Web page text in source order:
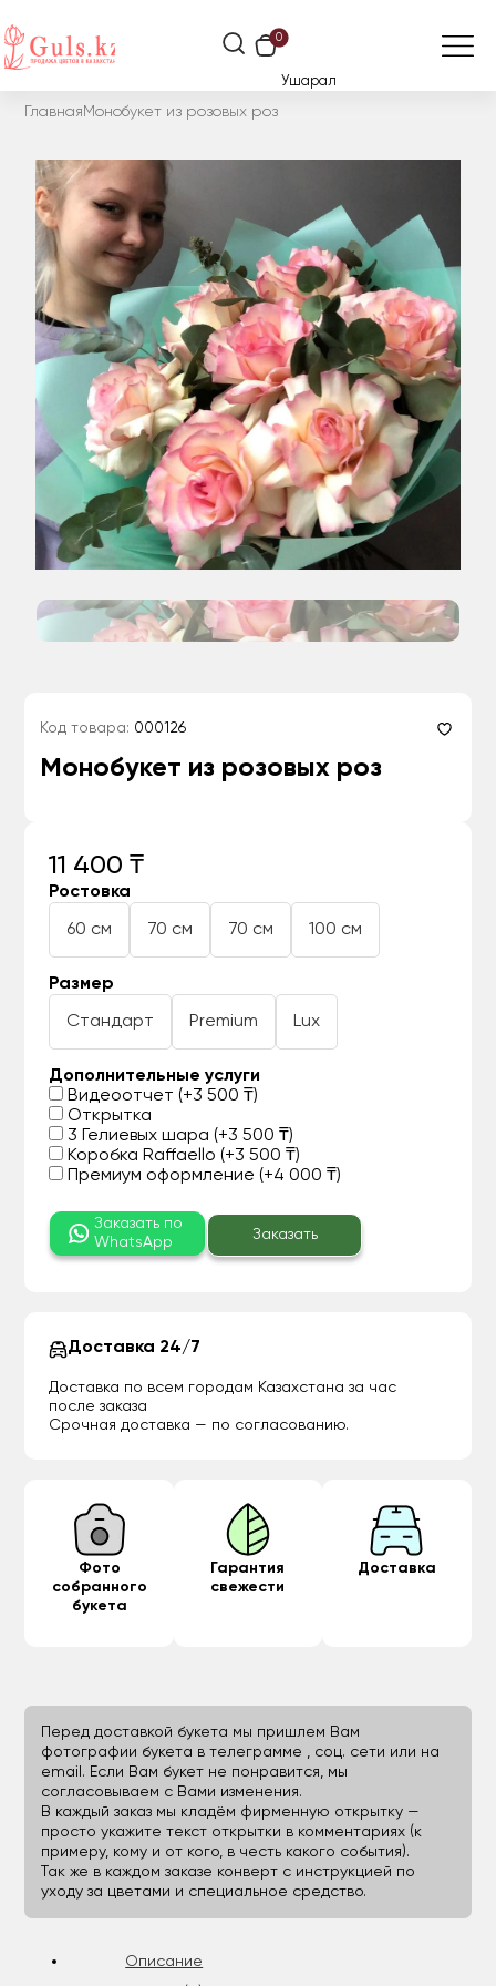
0
Ушарал
Главная Монобукет из розовых роз
Код товара: 000126
Монобукет из розовых роз
11 400 ₸
Ростовка
60 см 70 см 70 см 100 см
Размер
Стандарт Premium Lux
Дополнительные услуги
Видеоотчет (+3 500 ₸)
Открытка
3 Гелиевых шара (+3 500 ₸)
Коробка Raffaello (+3 500 ₸)
Премиум оформление (+4 000 ₸)
Заказать по
WhatsApp
Заказать
Доставка 24/7
Доставка по всем городам Казахстана за час
после заказа
Срочная доставка — по согласованию.
Фото
собранного
букета
Гарантия
свежести
Доставка
Перед доставкой букета мы пришлем Вам
фотографии букета в телеграмме , соц. сети или на
email. Если Вам букет не понравится, мы
согласовываем с Вами изменения.
В каждый заказ мы кладём фирменную открытку —
просто укажите текст открытки в комментариях (к
примеру, кому и от кого, в честь какого события).
Так же в каждом заказе конверт с инструкцией по
уходу за цветами и специальное средство.
Описание